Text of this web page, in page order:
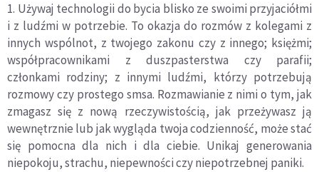
1. Używaj technologii do bycia blisko ze swoimi przyjaciółmi
i z ludźmi w potrzebie. To okazja do rozmów z kolegami z
innych wspólnot, z twojego zakonu czy z innego; księżmi;
współpracownikami z duszpasterstwa czy parafii;
członkami rodziny; z innymi ludźmi, którzy potrzebują
rozmowy czy prostego smsa. Rozmawianie z nimi o tym, jak
zmagasz się z nową rzeczywistością, jak przeżywasz ją
wewnętrznie lub jak wygląda twoja codzienność, może stać
się pomocna dla nich i dla ciebie. Unikaj generowania
niepokoju, strachu, niepewności czy niepotrzebnej paniki.